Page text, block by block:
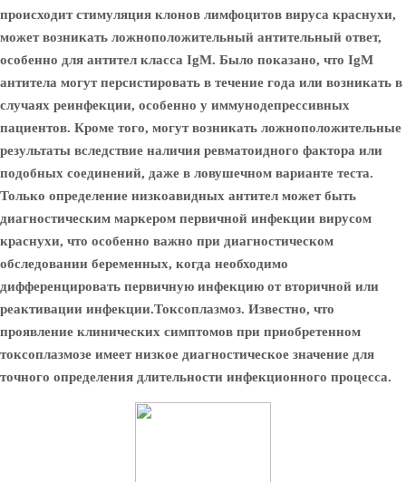
происходит стимуляция клонов лимфоцитов вируса краснухи,
может возникать ложноположительный антительный ответ,
особенно для антител класса IgM. Было показано, что IgM
антитела могут персистировать в течение года или возникать в
случаях реинфекции, особенно у иммунодепрессивных
пациентов. Кроме того, могут возникать ложноположительные
результаты вследствие наличия ревматоидного фактора или
подобных соединений, даже в ловушечном варианте теста.
Только определение низкоавидных антител может быть
диагностическим маркером первичной инфекции вирусом
краснухи, что особенно важно при диагностическом
обследовании беременных, когда необходимо
дифференцировать первичную инфекцию от вторичной или
реактивации инфекции.Токсоплазмоз. Известно, что
проявление клинических симптомов при приобретенном
токсоплазмозе имеет низкое диагностическое значение для
точного определения длительности инфекционного процесса.